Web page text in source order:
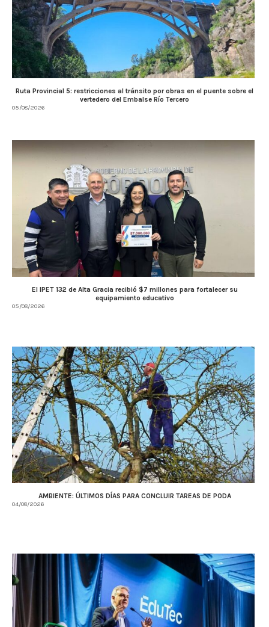
Ruta Provincial 5: restricciones al tránsito por obras en el puente sobre el
vertedero del Embalse Río Tercero
05/08/2026
El IPET 132 de Alta Gracia recibió $7 millones para fortalecer su
equipamiento educativo
05/08/2026
AMBIENTE: ÚLTIMOS DÍAS PARA CONCLUIR TAREAS DE PODA
04/08/2026